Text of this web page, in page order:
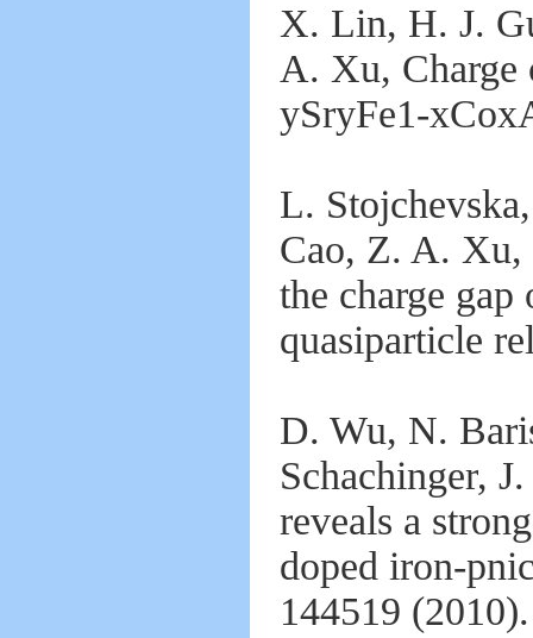
X. Lin, H. J.
A. Xu, Charge
ySryFe1-
L.
Cao, Z. A. Xu,
the charge
quasiparticle
D. Wu, N.
Schachinger,
reveals a
doped iron-
144519 (2010).